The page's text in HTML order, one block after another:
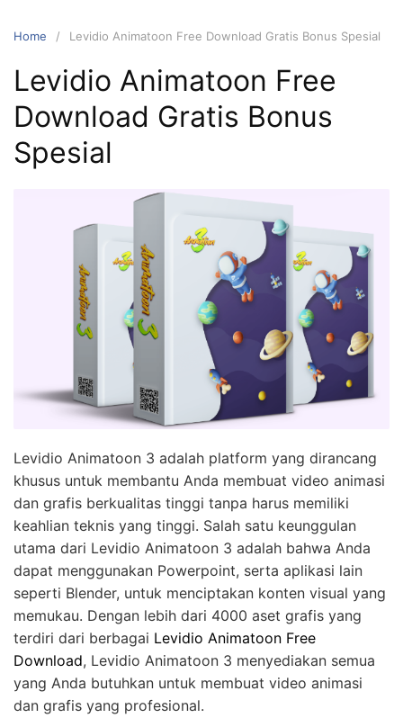
Home Levidio Animatoon Free Download Gratis Bonus Spesial
Levidio Animatoon Free
Download Gratis Bonus
Spesial
Levidio Animatoon 3 adalah platform yang dirancang
khusus untuk membantu Anda membuat video animasi
dan grafis berkualitas tinggi tanpa harus memiliki
keahlian teknis yang tinggi. Salah satu keunggulan
utama dari Levidio Animatoon 3 adalah bahwa Anda
dapat menggunakan Powerpoint, serta aplikasi lain
seperti Blender, untuk menciptakan konten visual yang
memukau. Dengan lebih dari 4000 aset grafis yang
terdiri dari berbagai Levidio Animatoon Free
Download, Levidio Animatoon 3 menyediakan semua
yang Anda butuhkan untuk membuat video animasi
dan grafis yang profesional.